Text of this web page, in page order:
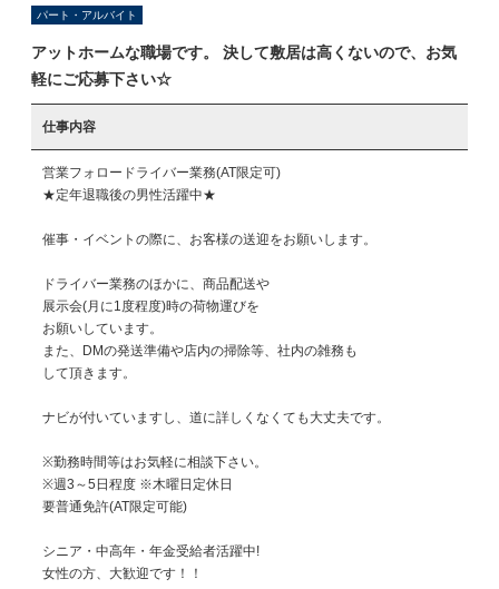
パート・アルバイト
アットホームな職場です。 決して敷居は高くないので、お気
軽にご応募下さい☆
仕事内容
営業フォロードライバー業務(AT限定可)
★定年退職後の男性活躍中★
催事・イベントの際に、お客様の送迎をお願いします。
ドライバー業務のほかに、商品配送や
展示会(月に1度程度)時の荷物運びを
お願いしています。
また、DMの発送準備や店内の掃除等、社内の雑務も
して頂きます。
ナビが付いていますし、道に詳しくなくても大丈夫です。
※勤務時間等はお気軽に相談下さい。
※週3～5日程度 ※木曜日定休日
要普通免許(AT限定可能)
シニア・中高年・年金受給者活躍中!
女性の方、大歓迎です！！